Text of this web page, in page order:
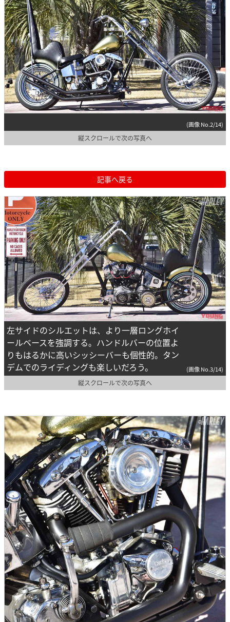
(画像 No.2/14)
縦スクロールで次の写真へ
記事へ戻る
左サイドのシルエットは、より一層ロングホイ
ールベースを強調する。ハンドルバーの位置よ
りもはるかに高いシッシーバーも個性的。タン
デムでのライディングも楽しいだろう。
(画像 No.3/14)
縦スクロールで次の写真へ